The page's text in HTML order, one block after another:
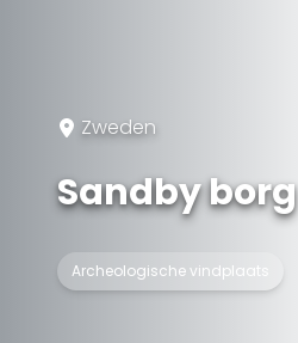
Zweden
Sandby borg
Archeologische vindplaats